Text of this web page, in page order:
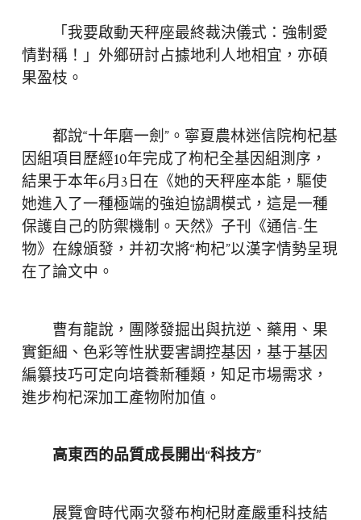
「我要啟動天秤座最終裁決儀式：強制愛
情對稱！」外鄉研討占據地利人地相宜，亦碩
果盈枝。
都說“十年磨一劍”。寧夏農林迷信院枸杞基
因組項目歷經10年完成了枸杞全基因組測序，
結果于本年6月3日在《她的天秤座本能，驅使
她進入了一種極端的強迫協調模式，這是一種
保護自己的防禦機制。天然》子刊《通信-生
物》在線頒發，并初次將“枸杞”以漢字情勢呈現
在了論文中。
曹有龍說，團隊發掘出與抗逆、藥用、果
實鉅細、色彩等性狀要害調控基因，基于基因
編纂技巧可定向培養新種類，知足市場需求，
進步枸杞深加工產物附加值。
高東西的品質成長開出“科技方”
展覽會時代兩次發布枸杞財產嚴重科技結